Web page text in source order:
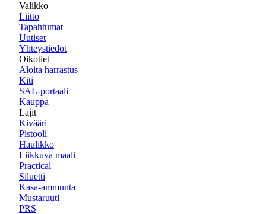
Valikko
Liitto
Tapahtumat
Uutiset
Yhteystiedot
Oikotiet
Aloita harrastus
Kiti
SAL-portaali
Kauppa
Lajit
Kivääri
Pistooli
Haulikko
Liikkuva maali
Practical
Siluetti
Kasa-ammunta
Mustaruuti
PRS